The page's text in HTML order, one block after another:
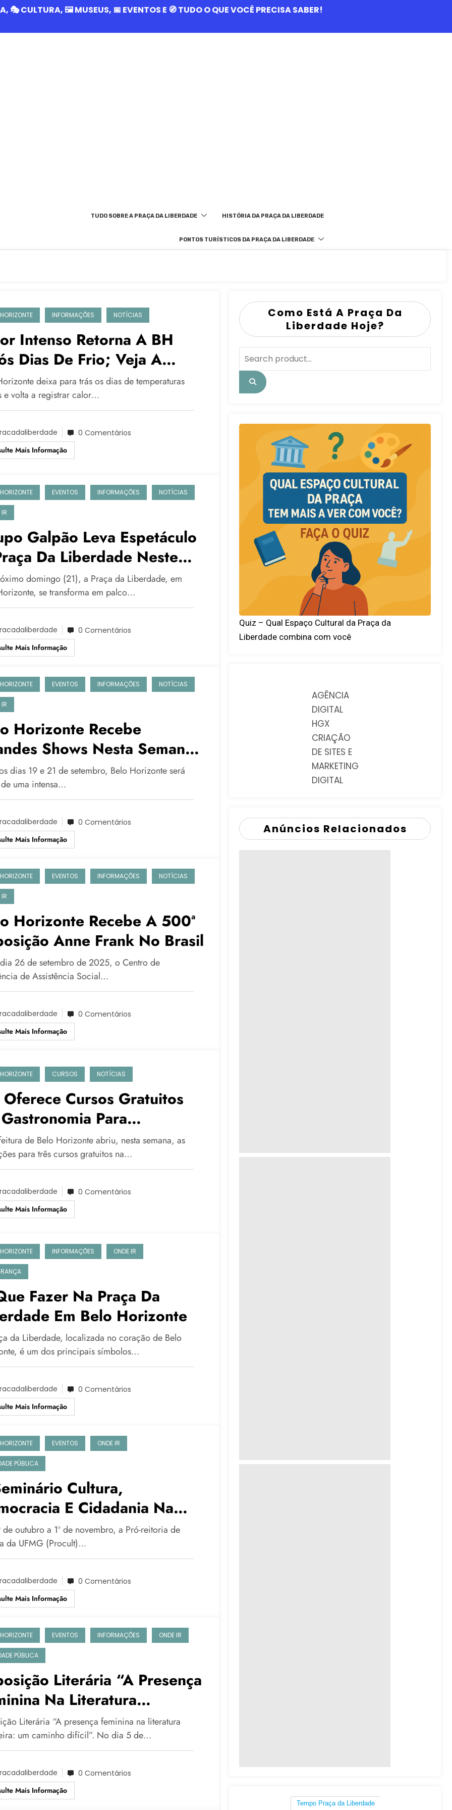
🎭 CULTURA, 🖼️ MUSEUS, 📅 EVENTOS E 🧭 TUDO O QUE VOCÊ PRECISA SABER!
TUDO SOBRE A PRAÇA DA LIBERDADE HISTÓRIA DA PRAÇA DA LIBERDADE
PONTOS TURÍSTICOS DA PRAÇA DA LIBERDADE
INFORMAÇÕES NOTÍCIAS
Intenso Retorna A BH
Dias De Frio; Veja A
Para Esta Terça-Feira
deixa para trás os dias de temperaturas
e volta a registrar calor…
0 Comentários
Mais Informação
EVENTOS INFORMAÇÕES NOTÍCIAS
IR
Galpão Leva Espetáculo
Da Liberdade Neste
(21)
domingo (21), a Praça da Liberdade, em
se transforma em palco…
0 Comentários
Mais Informação
EVENTOS INFORMAÇÕES NOTÍCIAS
IR
Horizonte Recebe
Shows Nesta Semana:
Completa
dias 19 e 21 de setembro, Belo Horizonte será
uma intensa…
0 Comentários
Mais Informação
EVENTOS INFORMAÇÕES NOTÍCIAS
IR
Horizonte Recebe A 500ª
Anne Frank No Brasil
26 de setembro de 2025, o Centro de
de Assistência Social…
0 Comentários
Mais Informação
CURSOS NOTÍCIAS
Cursos Gratuitos
Para
Profissional
de Belo Horizonte abriu, nesta semana, as
para três cursos gratuitos na…
0 Comentários
Mais Informação
INFORMAÇÕES ONDE IR
Fazer Na Praça Da
Em Belo Horizonte
da Liberdade, localizada no coração de Belo
é um dos principais símbolos…
0 Comentários
Mais Informação
EVENTOS ONDE IR
PÚBLICA
Cultura,
E Cidadania Na
Latina
de outubro a 1º de novembro, a Pró-reitoria de
da UFMG (Procult)…
0 Comentários
Mais Informação
EVENTOS INFORMAÇÕES ONDE IR
PÚBLICA
Literária “A Presença
Na Literatura
Um Caminho Difícil”
Literária “A presença feminina na literatura
um caminho difícil”. No dia 5 de…
0 Comentários
Mais Informação
Como Está A Praça Da
Liberdade Hoje?
Quiz – Qual Espaço Cultural da Praça da
Liberdade combina com você
AGÊNCIA
DIGITAL
HGX
CRIAÇÃO
DE SITES E
MARKETING
DIGITAL
Anúncios Relacionados